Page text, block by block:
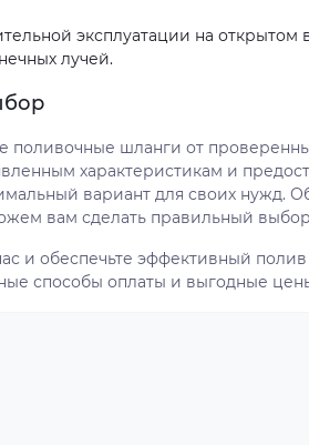
эксплуатации на открытом
лучей.
поливочные шланги от
характеристикам и
вариант для своих нужд.
вам сделать правильный
и обеспечьте эффективный
способы оплаты и выгодные